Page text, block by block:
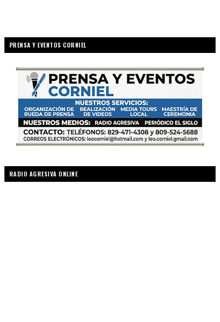
PRENSA Y EVENTOS CORNIEL
RADIO AGRESIVA ONLINE